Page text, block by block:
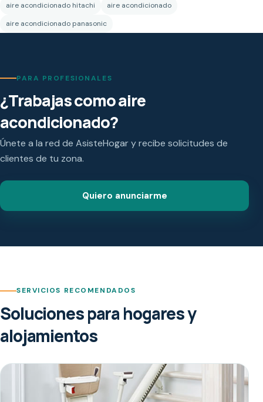
aire acondicionado hitachi
aire acondicionado
aire acondicionado panasonic
PARA PROFESIONALES
¿Trabajas como aire
acondicionado?
Únete a la red de AsisteHogar y recibe solicitudes de
clientes de tu zona.
Quiero anunciarme
SERVICIOS RECOMENDADOS
Soluciones para hogares y
alojamientos